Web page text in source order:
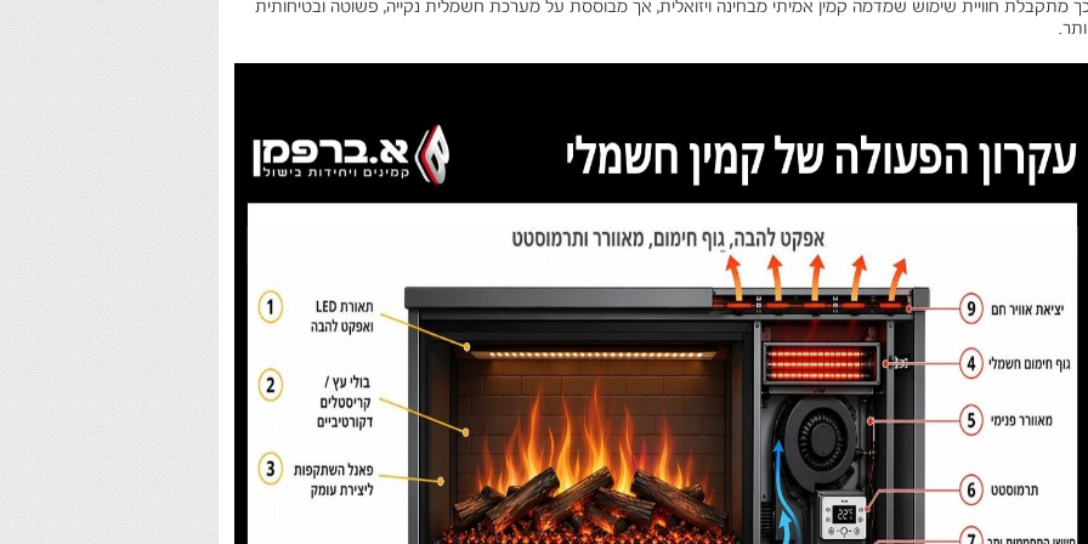
מתקבלת חוויית שימוש שמדמה קמין אמיתי מבחינה ויזואלית, אך מבוססת על מערכת חשמלית נקייה, פשוטה ובטיחותית